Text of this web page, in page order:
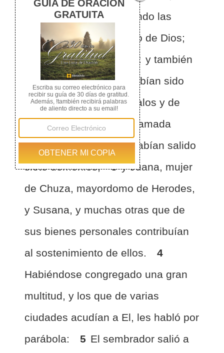
proclamando y anunciando las
buenas nuevas del reino de Dios;
con El iban los doce,
2 y también
algunas mujeres que habían sido
sanadas de espíritus malos y de
enfermedades: María, llamada
Magdalena, de la que habían salido
siete demonios,
3 y Juana, mujer
de Chuza, mayordomo de Herodes,
y Susana, y muchas otras que de
sus bienes personales contribuían
al sostenimiento de ellos.
4
Habiéndose congregado una gran
multitud, y los que de varias
ciudades acudían a El, les habló por
parábola:
5 El sembrador salió a